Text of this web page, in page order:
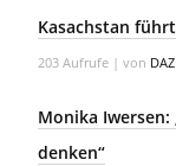
Kasachstan
203 Aufrufe | von DAZ
Monika Iwersen:
denken“